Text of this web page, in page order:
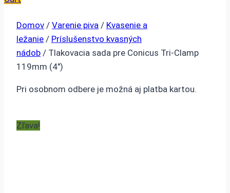
Domov / Varenie piva / Kvasenie a
ležanie / Príslušenstvo kvasných
nádob / Tlakovacia sada pre Conicus Tri-Clamp
119mm (4″)
Pri osobnom odbere je možná aj platba kartou.
Zľava!